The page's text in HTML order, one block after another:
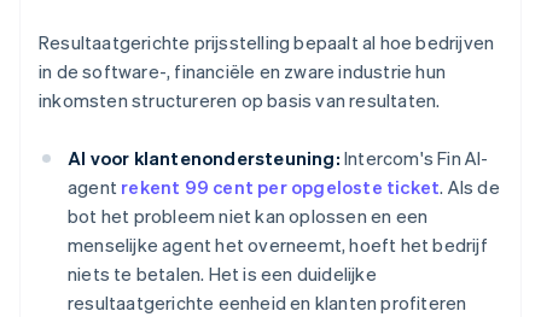
Resultaatgerichte prijsstelling bepaalt al hoe bedrijven
in de software-, financiële en zware industrie hun
inkomsten structureren op basis van resultaten.
AI voor klantenondersteuning: Intercom's Fin AI-
agent rekent 99 cent per opgeloste ticket. Als de
bot het probleem niet kan oplossen en een
menselijke agent het overneemt, hoeft het bedrijf
niets te betalen. Het is een duidelijke
resultaatgerichte eenheid en klanten profiteren